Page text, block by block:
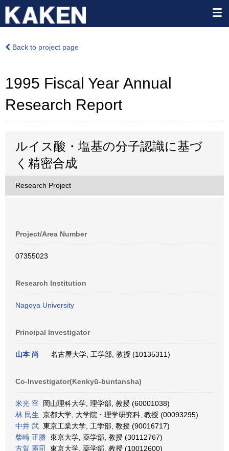
Back to project page
1995 Fiscal Year Annual
Research Report
ルイス酸・塩基の分子認識に基づ
く精密合成
Research Project
Project/Area Number
07355023
Research Institution
Nagoya University
Principal Investigator
山本 尚 名古屋大学, 工学部, 教授 (10135311)
Co-Investigator(Kenkyū-buntansha)
米光 宰 岡山理科大学, 理学部, 教授 (60001038)
林 民生 京都大学, 大学院・理学研究科, 教授 (00093295)
中井 武 東京工業大学, 工学部, 教授 (90016717)
柴崎 正勝 東京大学, 薬学部, 教授 (30112767)
古賀 憲司
東京大学, 薬学部, 教授 (10012600)